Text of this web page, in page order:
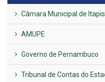
Câmara Municipal de
AMUPE
Governo de Pernambuco
Tribunal de Contas do